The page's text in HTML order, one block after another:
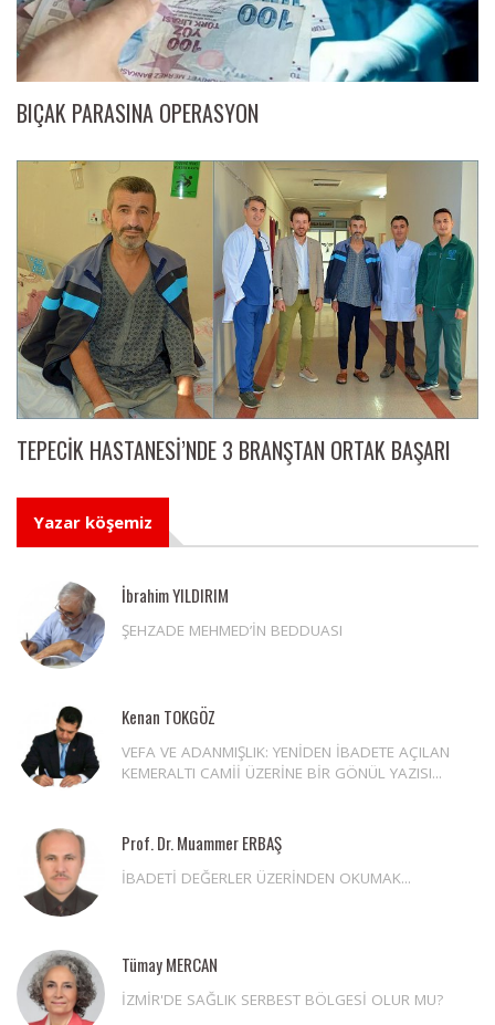
BIÇAK PARASINA OPERASYON
TEPECİK HASTANESİ’NDE 3 BRANŞTAN ORTAK BAŞARI
Yazar köşemiz
İbrahim YILDIRIM
ŞEHZADE MEHMED’İN BEDDUASI
Kenan TOKGÖZ
VEFA VE ADANMIŞLIK: YENİDEN İBADETE AÇILAN
KEMERALTI CAMİİ ÜZERİNE BİR GÖNÜL YAZISI...
Prof. Dr. Muammer ERBAŞ
İBADETİ DEĞERLER ÜZERİNDEN OKUMAK...
Tümay MERCAN
İZMİR'DE SAĞLIK SERBEST BÖLGESİ OLUR MU?